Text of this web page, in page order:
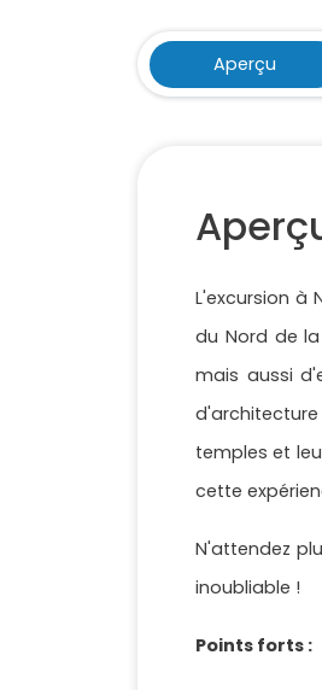
Aperçu
L'excursion à
du Nord de
mais aussi
temples et
cette
N'attendez
inoubliable !
Points forts :